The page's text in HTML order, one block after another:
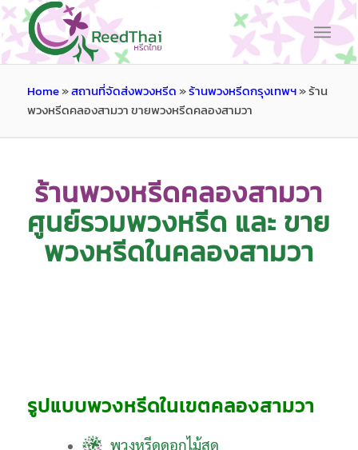
Home»สถานที่จัดส่งพวงหรีด»ร้านพวงหรีดกรุงเทพฯ»ร้าน
พวงหรีดคลองสามวา ขายพวงหรีดคลองสามวา
ร้านพวงหรีดคลองสามวา
ศูนย์รวมพวงหรีด และ ขาย
พวงหรีดในคลองสามวา
รูปแบบพวงหรีดในเขตคลองสามวา
พวงหรีดดอกไม้สด